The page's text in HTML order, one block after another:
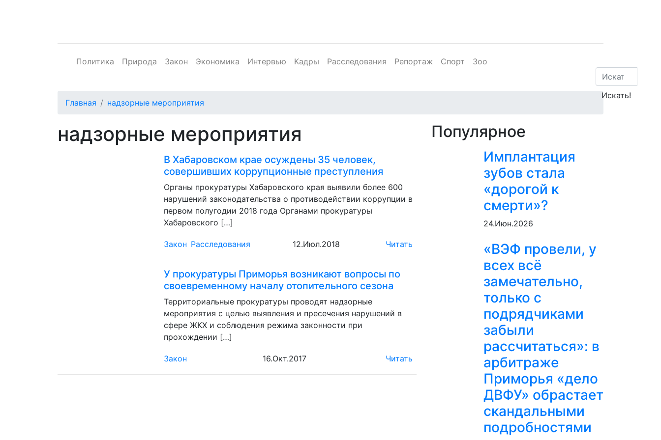
Политика Природа Закон Экономика Интервью Кадры Расследования Репортаж Спорт Зоо
Главная надзорные мероприятия
надзорные мероприятия
В Хабаровском крае осуждены 35 человек,
совершивших коррупционные преступления
Органы прокуратуры Хабаровского края выявили более 600
нарушений законодательства о противодействии коррупции в
первом полугодии 2018 года Органами прокуратуры
Хабаровского […]
Закон Расследования 12.Июл.2018 Читать
У прокуратуры Приморья возникают вопросы по
своевременному началу отопительного сезона
Территориальные прокуратуры проводят надзорные
мероприятия с целью выявления и пресечения нарушений в
сфере ЖКХ и соблюдения режима законности при
прохождении […]
Закон 16.Окт.2017 Читать
Популярное
Имплантация
зубов стала
«дорогой к
смерти»?
24.Июн.2026
«ВЭФ провели, у
всех всё
замечательно,
только с
подрядчиками
забыли
рассчитаться»: в
арбитраже
Приморья «дело
ДВФУ» обрастает
скандальными
подробностями